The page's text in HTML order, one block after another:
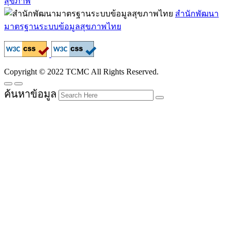
สำนักพัฒนา
มาตรฐานระบบข้อมูลสุขภาพไทย
Copyright © 2022 TCMC All Rights Reserved.
ค้นหาข้อมูล